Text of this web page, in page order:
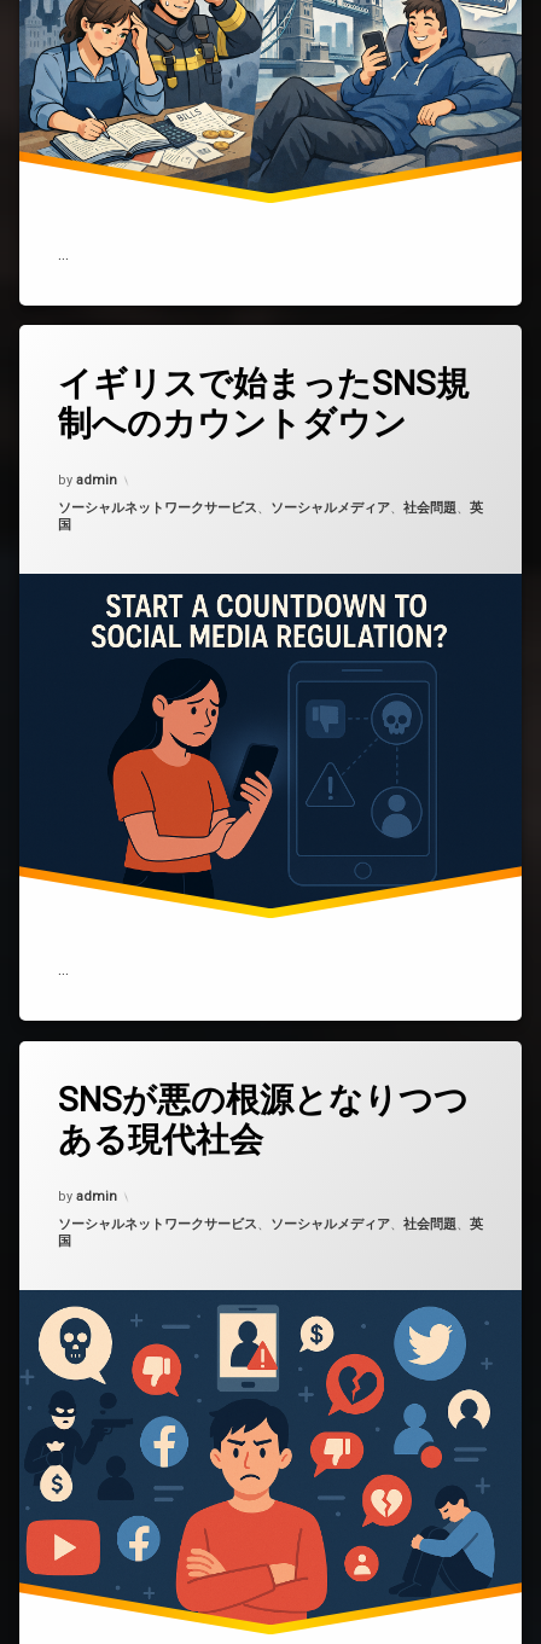
…
く
の
が
嫌
い
な
の
か？
り
に
も
ぎ
る
の
イギリスで始まったSNS規
制へのカウントダウン
Updated on
by admin
カテゴリー:
ソーシャルネットワークサービス、 ソーシャルメディア、 社会問題、 英
国
…
ン
ト
ど
う
ぞ
ウ
ン)
SNSが悪の根源となりつつ
ある現代社会
Updated on
by admin
カテゴリー:
ソーシャルネットワークサービス、 ソーシャルメディア、 社会問題、 英
国
コ
メ
ン
ト
ど
う
ぞ
悪
の
根
源
と
な
り
つ
つ
あ
る
現
代
社